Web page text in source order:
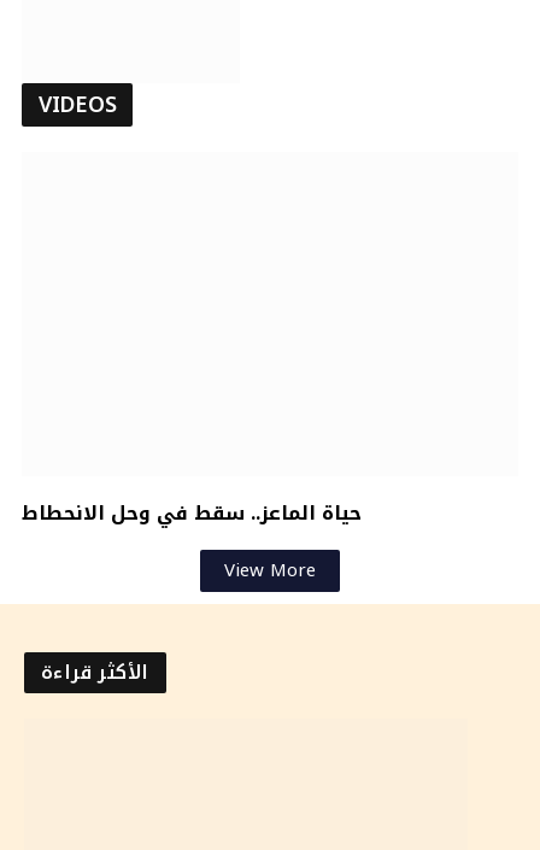
VIDEOS
حياة الماعز.. سقط في وحل الانحطاط
View More
الأكثر قراءة